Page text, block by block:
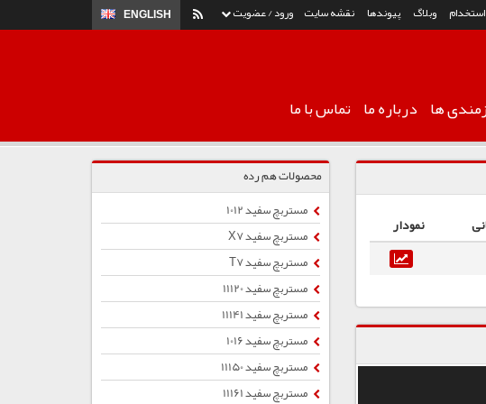
ورود / عضویت ENGLISH استخدام وبلاگ پیوندها نقشه سایت
ها درباره ما تماس با ما
نمودار
محصولات هم رده
مستربچ سفید 1012
مستربچ سفید X7
مستربچ سفید T7
مستربچ سفید 11120
مستربچ سفید 11141
مستربچ سفید 1016
مستربچ سفید 11150
مستربچ سفید 11161